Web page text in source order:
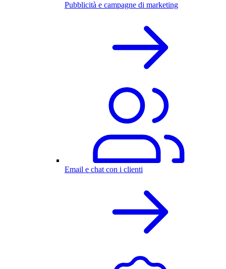
Pubblicità e campagne di marketing
Email e chat con i clienti